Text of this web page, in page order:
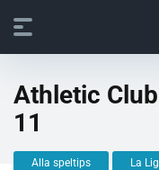
Athletic
11
Alla speltips La